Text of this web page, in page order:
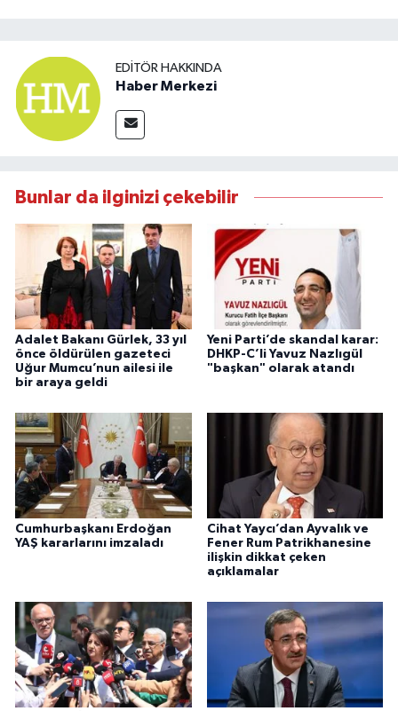
EDITÖR HAKKINDA
Haber Merkezi
Bunlar da ilginizi çekebilir
Adalet Bakanı Gürlek, 33 yıl
önce öldürülen gazeteci
Uğur Mumcu’nun ailesi ile
bir araya geldi
Yeni Parti’de skandal karar:
DHKP-C’li Yavuz Nazlıgül
"başkan" olarak atandı
Cumhurbaşkanı Erdoğan
YAŞ kararlarını imzaladı
Cihat Yaycı’dan Ayvalık ve
Fener Rum Patrikhanesine
ilişkin dikkat çeken
açıklamalar